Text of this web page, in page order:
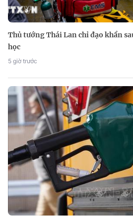
Thủ tướng Thái Lan chỉ đạo khẩn
học
5 giờ trước